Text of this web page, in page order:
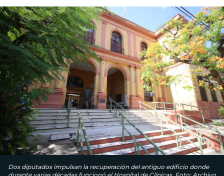
Dos diputados impulsan la recuperación del antiguo edificio donde